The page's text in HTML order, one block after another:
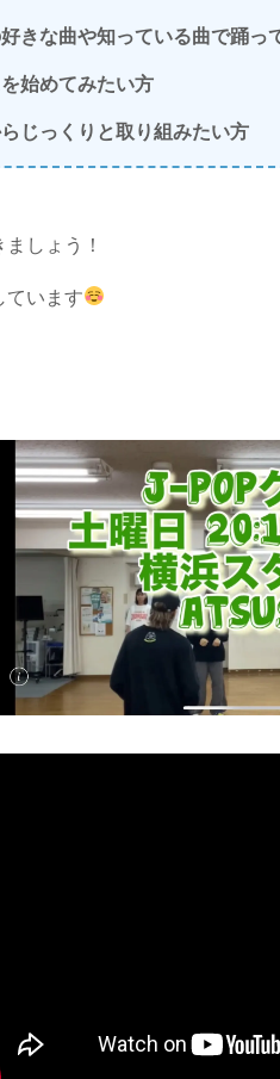
きな曲や知っている曲で踊っ
始めてみたい方
じっくりと取り組みたい方
しょう！
ています